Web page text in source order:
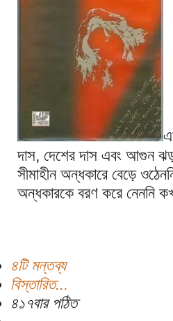
দাস, দেশের দাস এবং আগুন
সীমাহীন অন্ধকারে বেড়ে
অন্ধকারকে বরণ করে নেননি
৪টি মন্তব্য
বিস্তারিত...
৪১৭বার পঠিত